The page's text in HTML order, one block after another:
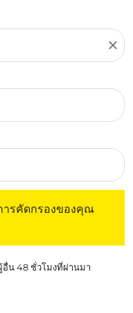
close
ารคัดกรองของคุณ
น 48 ชั่วโมงที่ผ่านมา